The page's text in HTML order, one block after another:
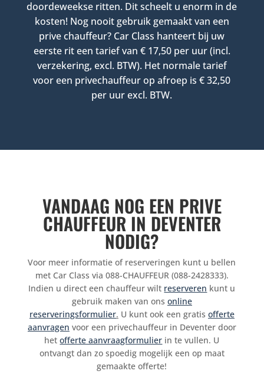
doordeweekse ritten. Dit scheelt u enorm in de
kosten! Nog nooit gebruik gemaakt van een
prive chauffeur? Car Class hanteert bij uw
eerste rit een tarief van € 17,50 per uur (incl.
verzekering, excl. BTW). Het normale tarief
voor een privechauffeur op afroep is € 32,50
per uur excl. BTW.
VANDAAG NOG EEN PRIVE
CHAUFFEUR IN DEVENTER
NODIG?
Voor meer informatie of reserveringen kunt u bellen
met Car Class via 088-CHAUFFEUR (088-2428333).
Indien u direct een chauffeur wilt reserveren kunt u
gebruik maken van ons online
reserveringsformulier. U kunt ook een gratis offerte
aanvragen voor een privechauffeur in Deventer door
het offerte aanvraagformulier in te vullen. U
ontvangt dan zo spoedig mogelijk een op maat
gemaakte offerte!